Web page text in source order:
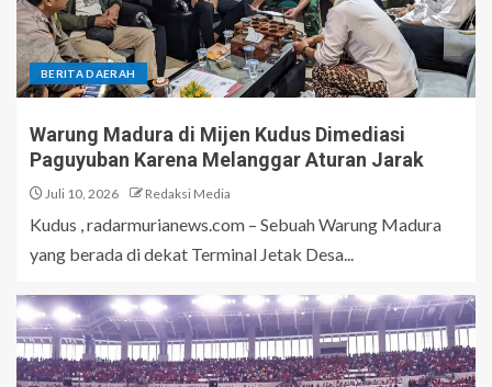
BERITA DAERAH
Warung Madura di Mijen Kudus Dimediasi
Paguyuban Karena Melanggar Aturan Jarak
Juli 10, 2026 Redaksi Media
Kudus , radarmurianews.com – Sebuah Warung Madura
yang berada di dekat Terminal Jetak Desa...